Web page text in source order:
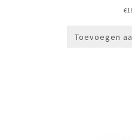
€
Toevoegen